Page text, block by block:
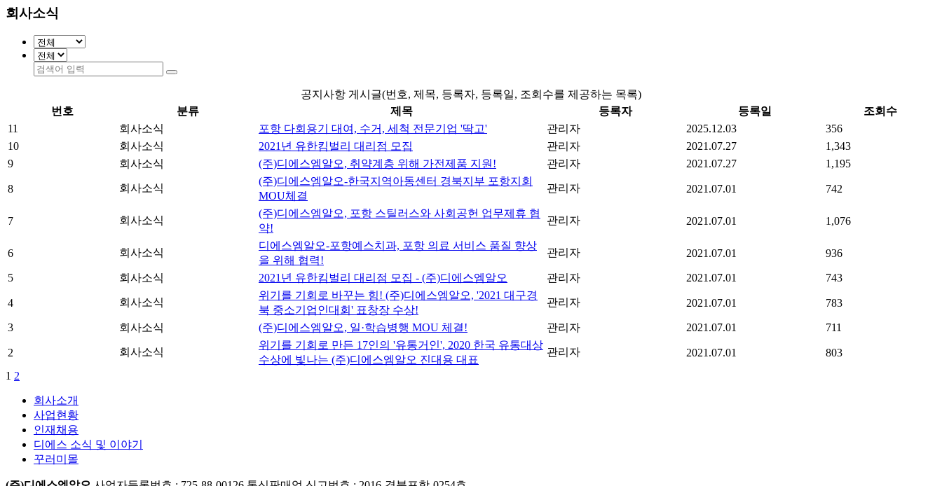
회사소식
공지사항 게시글(번호, 제목, 등록자, 등록일, 조회수를 제공하는 목록)
번호
분류 제목 등록자 등록일
조회수
11
회사소식 포항 다회용기 대여, 수거, 세척 전문기업 '딱고' 관리자 2025.12.03
356
10
회사소식 2021년 유한킴벌리 대리점 모집 관리자 2021.07.27
1,343
9
회사소식 (주)디에스엠알오, 취약계층 위해 가전제품 지원! 관리자 2021.07.27 1,195
8 회사소식
(주)디에스엠알오-한국지역아동센터 경북지부 포항지회
MOU체결
관리자 2021.07.01 742
7 회사소식
(주)디에스엠알오, 포항 스틸러스와 사회공헌 업무제휴 협
약!
관리자 2021.07.01 1,076
6 회사소식
디에스엠알오-포항예스치과, 포항 의료 서비스 품질 향상
을 위해 협력!
관리자 2021.07.01 936
5 회사소식 2021년 유한킴벌리 대리점 모집 - (주)디에스엠알오 관리자 2021.07.01 743
4 회사소식
위기를 기회로 바꾸는 힘! (주)디에스엠알오, '2021 대구경
북 중소기업인대회' 표창장 수상!
관리자 2021.07.01 783
3 회사소식 (주)디에스엠알오, 일·학습병행 MOU 체결! 관리자 2021.07.01 711
2 회사소식
위기를 기회로 만든 17인의 '유통거인', 2020 한국 유통대상
수상에 빛나는 (주)디에스엠알오 진대용 대표
관리자 2021.07.01
803
1 2
회사소개
사업현황
인재채용
디에스 소식 및 이야기
꾸러미몰